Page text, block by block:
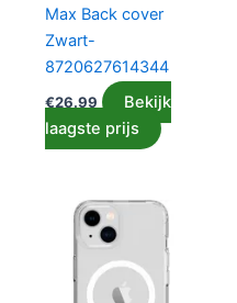
Max Back cover
Zwart-
8720627614344
€26.99
Bekijk
laagste prijs